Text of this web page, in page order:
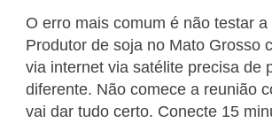
O erro mais comum é não testar a
Produtor de soja no Mato Grosso
via internet via satélite precisa de
diferente. Não comece a reunião
vai dar tudo certo. Conecte 15